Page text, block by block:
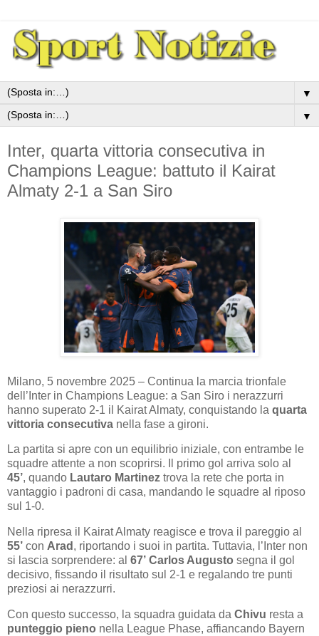
▼
▼
Inter, quarta vittoria consecutiva in
Champions League: battuto il Kairat
Almaty 2-1 a San Siro
Milano, 5 novembre 2025 – Continua la marcia trionfale
dell’Inter in Champions League: a San Siro i nerazzurri
hanno superato 2-1 il Kairat Almaty, conquistando la quarta
vittoria consecutiva nella fase a gironi.
La partita si apre con un equilibrio iniziale, con entrambe le
squadre attente a non scoprirsi. Il primo gol arriva solo al
45’, quando Lautaro Martinez trova la rete che porta in
vantaggio i padroni di casa, mandando le squadre al riposo
sul 1-0.
Nella ripresa il Kairat Almaty reagisce e trova il pareggio al
55’ con Arad , riportando i suoi in partita. Tuttavia, l’Inter non
si lascia sorprendere: al 67’ Carlos Augusto segna il gol
decisivo, fissando il risultato sul 2-1 e regalando tre punti
preziosi ai nerazzurri.
Con questo successo, la squadra guidata da Chivu resta a
punteggio pieno nella League Phase, affiancando Bayern